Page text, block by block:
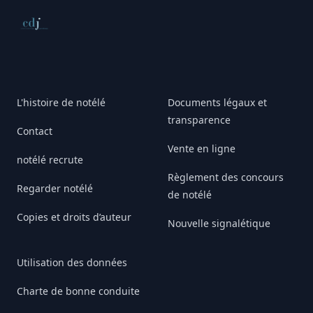
Conseil de déontologie journalistique
L'histoire de notélé
Contact
notélé recrute
Regarder notélé
Copies et droits d’auteur
Utilisation des données
Charte de bonne conduite
Documents légaux et
transparence
Vente en ligne
Règlement des concours
de notélé
Nouvelle signalétique